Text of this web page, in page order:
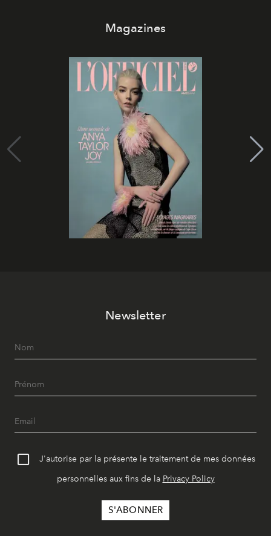
Magazines
Newsletter
J'autorise par la présente le traitement de mes données
personnelles aux fins de la Privacy Policy